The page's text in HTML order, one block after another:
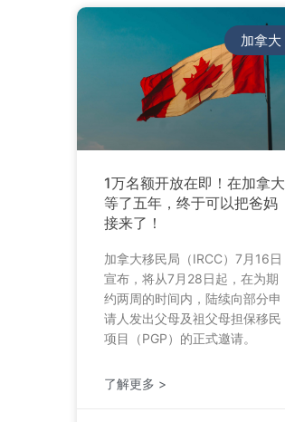
加拿大
1万名额开放在即！在加拿大
等了五年，终于可以把爸妈
接来了！
加拿大移民局（IRCC）7月16日
宣布，将从7月28日起，在为期
约两周的时间内，陆续向部分申
请人发出父母及祖父母担保移民
项目（PGP）的正式邀请。
了解更多 >